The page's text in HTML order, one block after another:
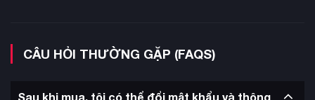
CÂU HỎI THƯỜNG GẶP (FAQS)
Sau khi mua, tôi có thể đổi mật khẩu và thông